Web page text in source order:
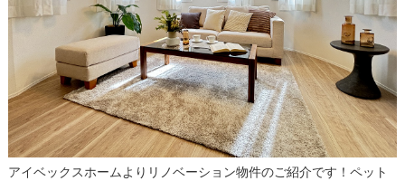
アイベックスホームよりリノベーション物件のご紹介です！ペット